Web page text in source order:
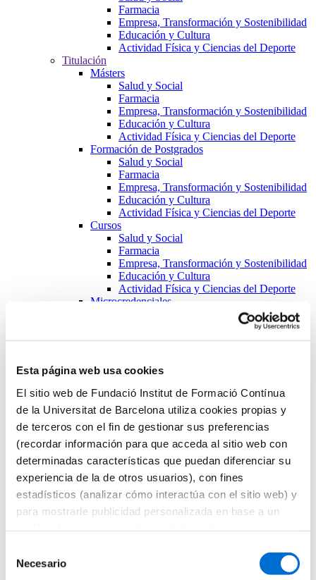
Esta página web usa cookies
El sitio web de Fundació Institut de Formació Contínua
de la Universitat de Barcelona utiliza cookies propias y
de terceros con el fin de gestionar sus preferencias
(recordar información para que acceda al sitio web con
determinadas características que puedan diferenciar su
experiencia de la de otros usuarios), con fines
estadísticos (analizar cómo interactúa con el sitio web) y
para mostrarle publicidad personalizada en base a un
información sobre las cookies puede consultar la
Necesario
Farmacia
Empresa, Transformación y Sostenibilidad
Educación y Cultura
Actividad Física y Ciencias del Deporte
Titulación
Másters
Salud y Social
Farmacia
Empresa, Transformación y Sostenibilidad
Educación y Cultura
Actividad Física y Ciencias del Deporte
Formación de Postgrados
Salud y Social
Farmacia
Empresa, Transformación y Sostenibilidad
Educación y Cultura
Actividad Física y Ciencias del Deporte
Cursos
Salud y Social
Farmacia
Empresa, Transformación y Sostenibilidad
Educación y Cultura
Actividad Física y Ciencias del Deporte
Microcredenciales
Estudiar y vivir en Barcelona
¿Por qué IL3-UB?
Qué opinan nuestros alumnos
Metodología IL3-UB
Tu carrera profesional
¿Qué es Talent HUB?
Impulsa tu carrera
Bolsa de trabajo
Empresas colaboradoras
Eventos Talent HUB
El centro
Presentación del centro
Servicios del IL3-UB
Horarios de atención
Listado de noticias